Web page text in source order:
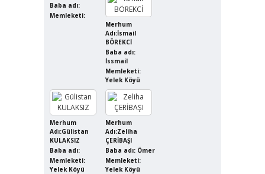
Baba adı:
Memleketi:
Merhum
Adı:İsmail
BÖREKCİ
Baba adı:
İssmail
Memleketi:
Yelek Köyü
Merhum
Adı:Gülistan
KULAKSIZ
Baba adı:
Memleketi:
Yelek Köyü
Merhum
Adı:Zeliha
ÇERİBAŞI
Baba adı: Ömer
Memleketi:
Yelek Köyü